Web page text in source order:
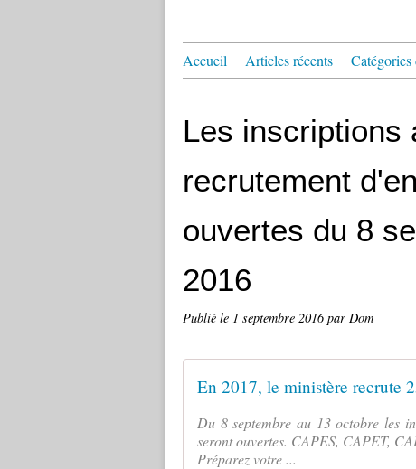
Accueil Articles récents
Les inscriptions
recrutement
ouvertes du 8
2016
Publié le 1 septembre 2016par Dom
Du 8 septembre au 13 octobre les
seront ouvertes. CAPES, CAPET,
Préparez votre ...